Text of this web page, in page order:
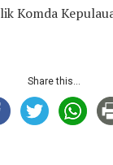
Komda
Share this...